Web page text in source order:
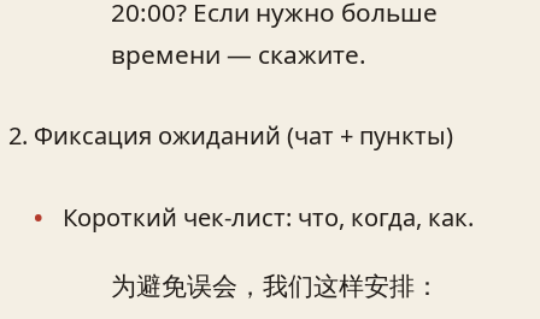
20:00? Если нужно больше
времени — скажите.
Фиксация ожиданий (чат + пункты)
Короткий чек-лист: что, когда, как.
为避免误会，我们这样安排：